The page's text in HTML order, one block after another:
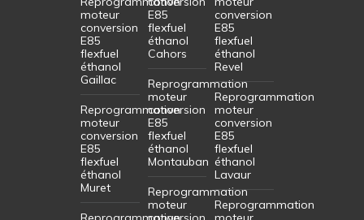
moteur
conversion
E85
flexfuel
éthanol
Gaillac
Reprogrammation
moteur
conversion
E85
flexfuel
éthanol
Muret
E85
flexfuel
éthanol
Cahors
Reprogrammation
moteur
conversion
E85
flexfuel
éthanol
Montauban
Reprogrammation
moteur
conversion
E85
flexfuel
éthanol
Revel
Reprogrammation
moteur
conversion
E85
flexfuel
éthanol
Lavaur
Reprogrammation